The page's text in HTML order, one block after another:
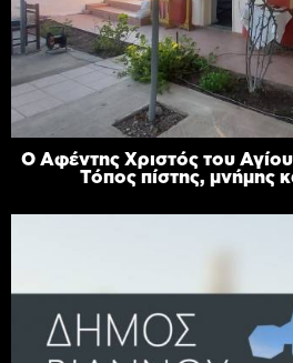
Ο Αφέντης Χριστός του
Τόπος πίστης, μνήμης